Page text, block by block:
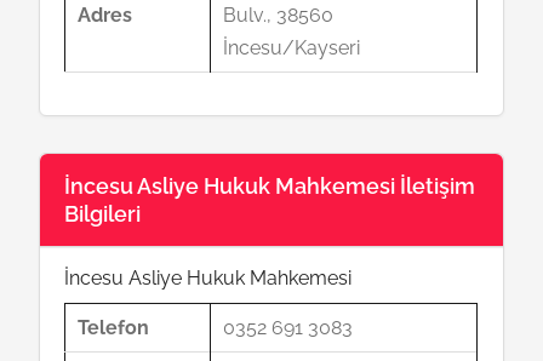
Adres
Bulv., 38560
İncesu/Kayseri
İncesu Asliye Hukuk Mahkemesi İletişim
Bilgileri
İncesu Asliye Hukuk Mahkemesi
Telefon 0352 691 3083